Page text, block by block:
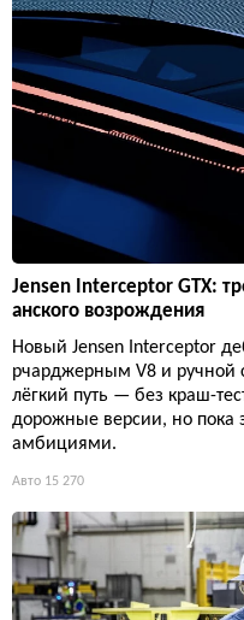
Jensen Interceptor GTX:
анского возрождения
Новый Jensen Interceptor
рчарджерным V8 и ручной
лёгкий путь — без краш-
дорожные версии, но пока
амбициями.
Авто 15 270